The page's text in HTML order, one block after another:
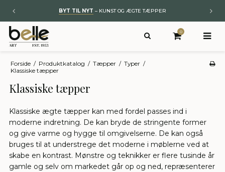
BYT TIL NYT – KUNST OG ÆGTE TÆPPER
0
Forside / Produktkatalog / Tæpper / Typer /
Klassiske tæpper
Klassiske tæpper
Klassiske ægte tæpper kan med fordel passes ind i
moderne indretning. De kan bryde de stringente former
og give varme og hygge til omgivelserne. De kan også
bruges til at understrege det moderne i møblerne ved at
skabe en kontrast. Mønstre og teknikker er flere tusinde år
gamle og selv om markedet går op og ned, repræsenterer